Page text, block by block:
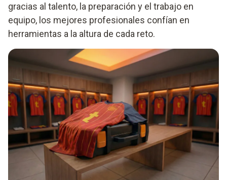
gracias al talento, la preparación y el trabajo en
equipo, los mejores profesionales confían en
herramientas a la altura de cada reto.